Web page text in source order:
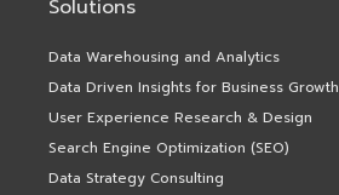
Solutions
Data Warehousing and Analytics
Data Driven Insights for Business Growth
User Experience Research & Design
Search Engine Optimization (SEO)
Data Strategy Consulting